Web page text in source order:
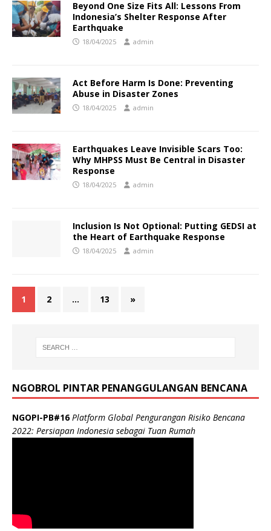
Beyond One Size Fits All: Lessons From
Indonesia’s Shelter Response After
Earthquake
18/04/2025 admin
Act Before Harm Is Done: Preventing
Abuse in Disaster Zones
18/04/2025 admin
Earthquakes Leave Invisible Scars Too:
Why MHPSS Must Be Central in Disaster
Response
18/04/2025 admin
Inclusion Is Not Optional: Putting GEDSI at
the Heart of Earthquake Response
18/04/2025 admin
1 2 … 13 »
NGOBROL PINTAR PENANGGULANGAN BENCANA
NGOPI-PB#16Platform Global Pengurangan Risiko Bencana
2022: Persiapan Indonesia sebagai Tuan Rumah